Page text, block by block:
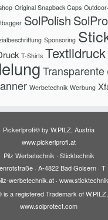
Original Snapback Caps
SolPolish
Sponsoring
T-Shirts Textildruck
Transparente
Werbetechnik Werbung
Pickerlprofi© by W.PILZ, Austria
www.pickerlprofi.at
Pilz Werbetechnik · Sticktechnik
· A-4822 Bad Goisern · T
werbetechnik.at ·
is a registered Trademark of
www.solprotect.com